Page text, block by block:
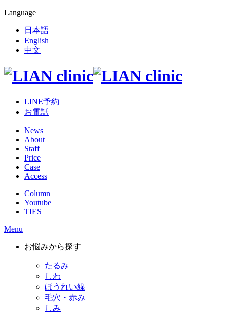
Language
日本語
English
中文
LINE予約
お電話
News
About
Staff
Price
Case
Access
Column
Youtube
TIES
Menu
お悩みから探す
たるみ
しわ
ほうれい線
毛穴・赤み
しみ